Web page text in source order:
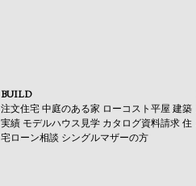
BUILD
注文住宅 中庭のある家 ローコスト平屋 建築
実績 モデルハウス見学 カタログ資料請求 住
宅ローン相談 シングルマザーの方